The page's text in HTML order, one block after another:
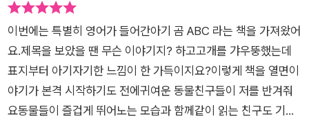
이번에는 특별히 영어가 들어간아기 곰 ABC 라는 책을 가져왔어
요.제목을 보았을 땐 무슨 이야기지? 하고고개를 갸우뚱했는데
표지부터 아기자기한 느낌이 한 가득이지요?이렇게 책을 열면이
야기가 본격 시작하기도 전에귀여운 동물친구들이 저를 반겨줘
요동물들이 즐겁게 뛰어노는 모습과 함께같이 읽는 친구도 기대